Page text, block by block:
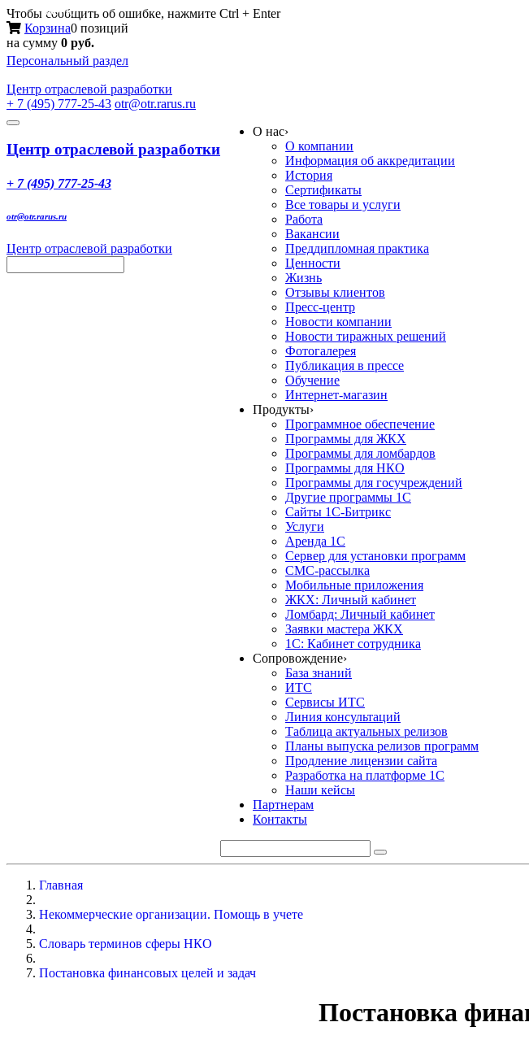
Чтобы сообщить об ошибке, нажмите Ctrl + Enter
Корзина0 позиций
на сумму 0 руб.
Персональный раздел
Центр отраслевой разработки
+ 7 (495) 777-25-43 otr@otr.rarus.ru
Toggle
Меню
Центр отраслевой разработки
+ 7 (495) 777-25-43
otr@otr.rarus.ru
Центр отраслевой разработки
О нас›
О компании
Информация об аккредитации
История
Сертификаты
Все товары и услуги
Работа
Вакансии
Преддипломная практика
Ценности
Жизнь
Отзывы клиентов
Пресс-центр
Новости компании
Новости тиражных решений
Фотогалерея
Публикация в прессе
Обучение
Интернет-магазин
Продукты›
Программное обеспечение
Программы для ЖКХ
Программы для ломбардов
Программы для НКО
Программы для госучреждений
Другие программы 1С
Сайты 1С-Битрикс
Услуги
Аренда 1С
Сервер для установки программ
СМС-рассылка
Мобильные приложения
ЖКХ: Личный кабинет
Ломбард: Личный кабинет
Заявки мастера ЖКХ
1С: Кабинет сотрудника
Сопровождение›
База знаний
ИТС
Сервисы ИТС
Линия консультаций
Таблица актуальных релизов
Планы выпуска релизов программ
Продление лицензии сайта
Разработка на платформе 1С
Наши кейсы
Партнерам
Контакты
Главная
Некоммерческие организации. Помощь в учете
Словарь терминов сферы НКО
Постановка финансовых целей и задач
Постановка